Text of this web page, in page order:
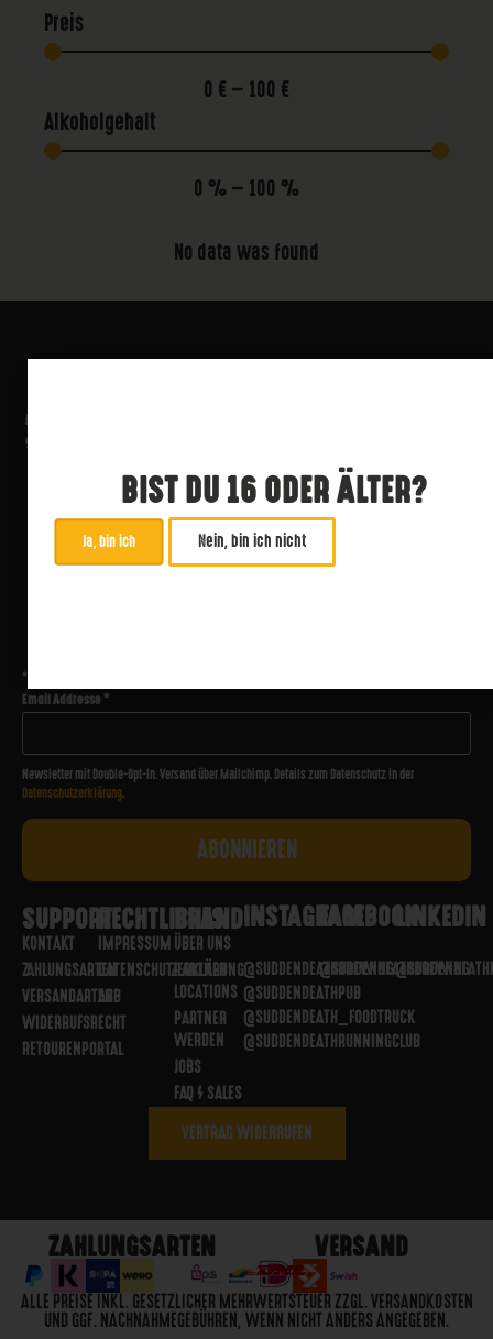
Preis
0 € — 100 €
Alkoholgehalt
0 % — 100 %
No data was found
*
Email Addresse*
Newsletter mit Double-Opt-In. Versand über Mailchimp. Details zum Datenschutz in der
Datenschutzerklärung.
SUPPORT
KONTAKT
ZAHLUNGSARTEN
VERSANDARTEN
WIDERRUFSRECHT
RETOURENPORTAL
RECHTLICHES
IMPRESSUM
DATENSCHUTZERKLÄRUNG
AGB
BRAND
ÜBER UNS
PARTNER
LOCATIONS
PARTNER
WERDEN
JOBS
FAQ / SALES
INSTAGRAM
@SUDDENDEATHBREWING
@SUDDENDEATHPUB
@SUDDENDEATH_FOODTRUCK
@SUDDENDEATHRUNNINGCLUB
FACEBOOK
@SUDDENDEATHBREWING
LINKEDIN
VERTRAG WIDERRUFEN
ZAHLUNGSARTEN VERSAND
ALLE PREISE INKL. GESETZLICHER MEHRWERTSTEUER ZZGL. VERSANDKOSTEN
UND GGF. NACHNAHMEGEBÜHREN, WENN NICHT ANDERS ANGEGEBEN.
BIST DU 16 ODER ÄLTER?
Ja, bin ich Nein, bin ich nicht